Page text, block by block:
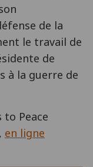
de la
le travail de
de
à la guerre de
Peace
en ligne